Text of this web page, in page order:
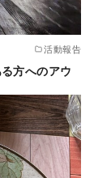
活動報告
方へのアウ